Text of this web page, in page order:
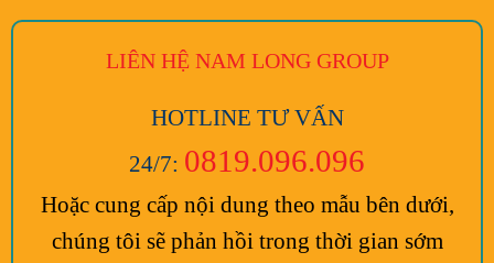
LIÊN HỆ NAM LONGGROUP
HOTLINE TƯ VẤN
24/7: 0819.096.096
Hoặc cung cấp nội dung theo mẫu bên dưới,
chúng tôi sẽ phản hồi trong thời gian sớm